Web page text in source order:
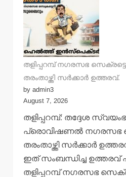
തളിപ്പറമ്പ് നഗരസഭ
തരംതാഴ്ത്തി സര്‍ക്കാര്‍ ഉത്തരവ്.
by admin3
August 7, 2026
തളിപ്പറമ്പ്: തദ്ദേശ
പ്രൊവിഷണല്‍ നഗരസഭ
തരംതാഴ്ത്തി സര്‍ക്കാര്‍
ഇത് സംബന്ധിച്ച ഉത്തരവ്
തളിപ്പറമ്പ് നഗരസഭ